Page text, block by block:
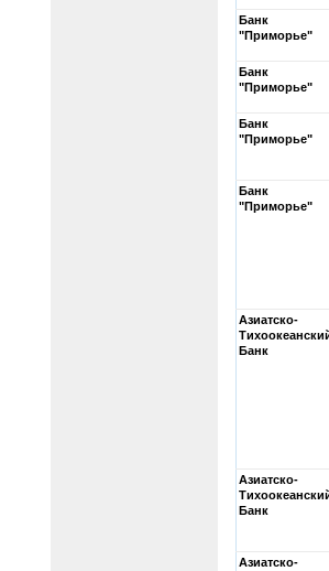
Банк
"Приморье"
Банк
"Приморье"
Банк
"Приморье"
Банк
"Приморье"
Азиатско-
Банк
Азиатско-
Банк
Азиатско-